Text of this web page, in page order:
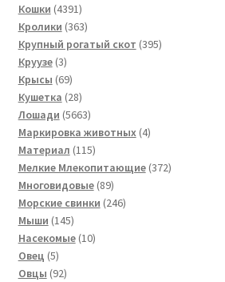
Кошки 43914391
товар
Кролики 363363
товара
Крупный рогатый скот 395395
Круузе 33
товара
Крысы 6969
товаров
Кушетка 2828
товаров
Лошади 56635663
товара
Маркировка животных 44
Материал 115115
товаров
Мелкие Млекопитающие 372372
Многовидовые 8989
товаров
Морские свинки 246246
Мыши 145145
товаров
Насекомые 1010
Овец 55
товаров
Овцы 9292